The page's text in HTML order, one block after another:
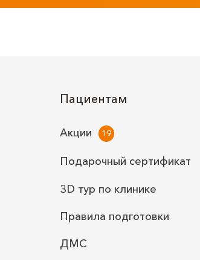
Пациентам
Акции
Подарочный сертификат
3D тур по клинике
Правила подготовки
ДМС